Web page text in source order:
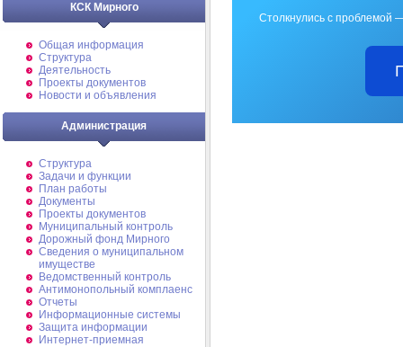
КСК Мирного
Общая информация
Структура
Деятельность
Проекты документов
Новости и объявления
Администрация
Структура
Задачи и функции
План работы
Документы
Проекты документов
Муниципальный контроль
Дорожный фонд Мирного
Cведения о муниципальном
имуществе
Ведомственный контроль
Антимонопольный комплаенс
Отчеты
Информационные системы
Защита информации
Интернет-приемная
Столкнулись с проблемой